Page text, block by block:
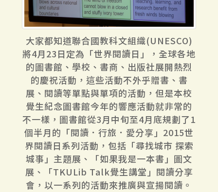
大家都知道聯合國教科文組織(UNESCO)
將4月23日定為「世界閱讀日」，全球各地
的圖書館、學校、書商、出版社展開熱烈
的慶祝活動，這些活動不外乎贈書、書
展、閱讀等單點與單項的活動，但是本校
覺生紀念圖書館今年的響應活動就非常的
不一樣，圖書館從3月中旬至4月底規劃了1
個半月的「閱讀．行旅．愛分享」2015世
界閱讀日系列活動，包括「尋找城市 探索
城事」主題展、「如果我是一本書」圖文
展、「TKULib Talk覺生講堂」閱讀分享
會，以一系列的活動來推廣與宣揚閱讀。